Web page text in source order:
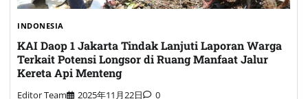
INDONESIA
KAI Daop 1 Jakarta Tindak Lanjuti Laporan Warga
Terkait Potensi Longsor di Ruang Manfaat Jalur
Kereta Api Menteng
Editor Team 2025年11月22日 0